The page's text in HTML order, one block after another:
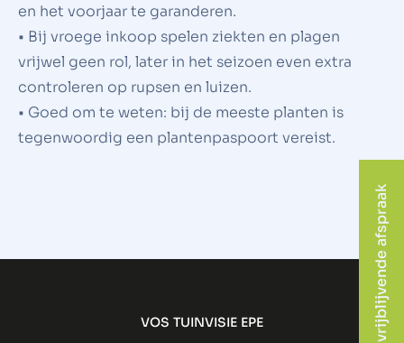
vrijblijvende afspraak
en het voorjaar te garanderen.
• Bij vroege inkoop spelen ziekten en plagen
vrijwel geen rol, later in het seizoen even extra
controleren op rupsen en luizen.
• Goed om te weten: bij de meeste planten is
tegenwoordig een plantenpaspoort vereist.
VOS TUINVISIE EPE